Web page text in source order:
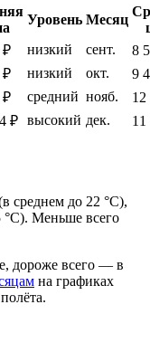
Уровень Месяц
₽ низкий сент.
8
₽ низкий окт.
9
₽ средний нояб.
12
₽ высокий дек. 11
среднем до 22 °C),
°C). Меньше всего
дороже всего — в
на графиках